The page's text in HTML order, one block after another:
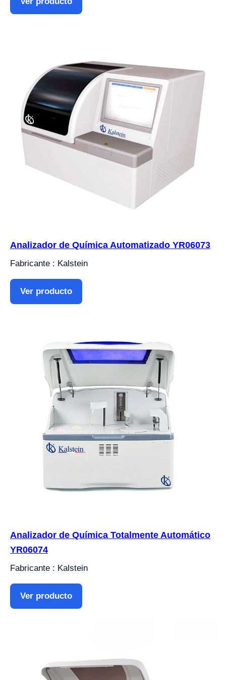
Analizador de Química Automatizado YR06073
Fabricante : Kalstein
Ver producto
Analizador de Química Totalmente Automático
YR06074
Fabricante : Kalstein
Ver producto